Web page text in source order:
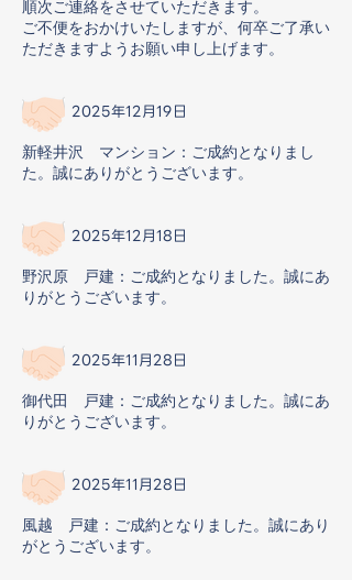
順次ご連絡をさせていただきます。
ご不便をおかけいたしますが、何卒ご了承い
ただきますようお願い申し上げます。
2025年12月19日
新軽井沢 マンション：ご成約となりまし
た。誠にありがとうございます。
2025年12月18日
野沢原 戸建：ご成約となりました。誠にあ
りがとうございます。
2025年11月28日
御代田 戸建：ご成約となりました。誠にあ
りがとうございます。
2025年11月28日
風越 戸建：ご成約となりました。誠にあり
がとうございます。